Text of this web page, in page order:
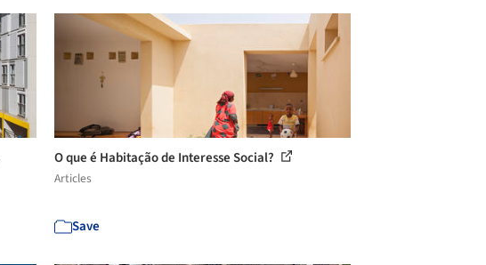
O que é Habitação de Interesse Social?
Articles
Save